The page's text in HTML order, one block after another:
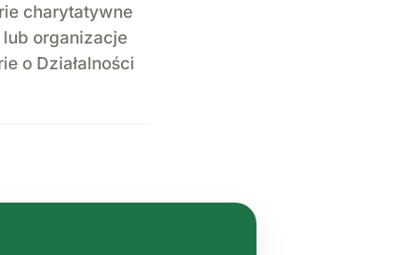
charytatywne
organizacje
o Działalności